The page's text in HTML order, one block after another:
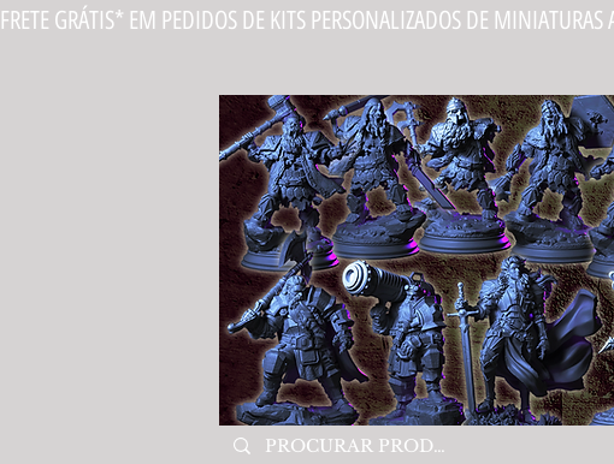
FRETE GRÁTIS* EM PEDIDOS DE KITS PERSONALIZADOS DE